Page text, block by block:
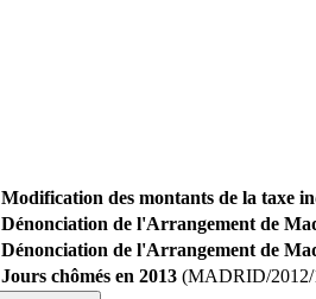
Modification des montants de la taxe
Dénonciation de l'Arrangement de
Dénonciation de l'Arrangement de
Jours chômés en 2013 (MADRID/2012/